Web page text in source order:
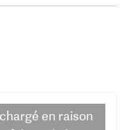
en raison